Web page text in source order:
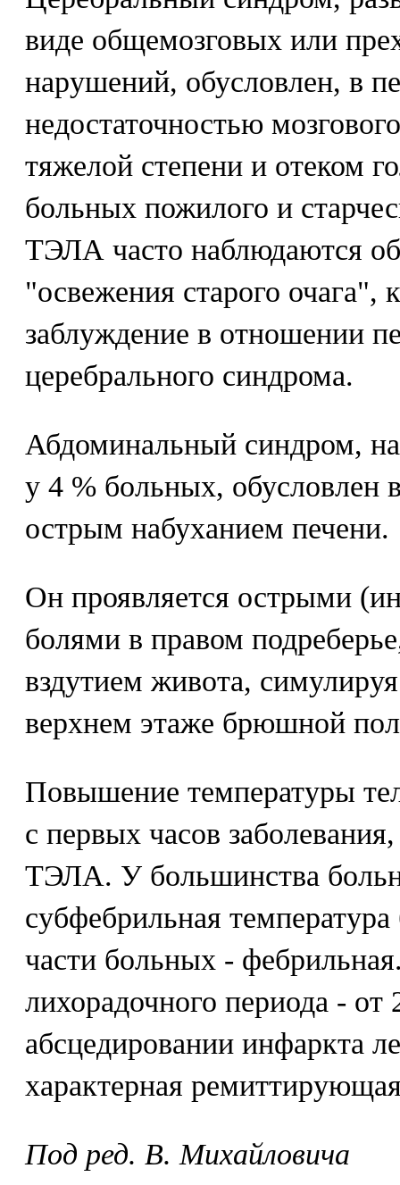
виде общемозговых или
нарушений, обусловлен, в
недостаточностью
тяжелой степени и отеком
больных пожилого и
ТЭЛА часто наблюдаются
"освежения старого очага",
заблуждение в отношении
церебрального синдрома.
Абдоминальный синдром,
у 4 % больных, обусловлен
острым набуханием печени.
Он проявляется острыми
болями в правом
вздутием живота,
верхнем этаже брюшной
Повышение температуры
с первых часов
ТЭЛА. У большинства
субфебрильная
части больных -
лихорадочного периода -
абсцедировании инфаркта
характерная
Под ред. В. Михайловича